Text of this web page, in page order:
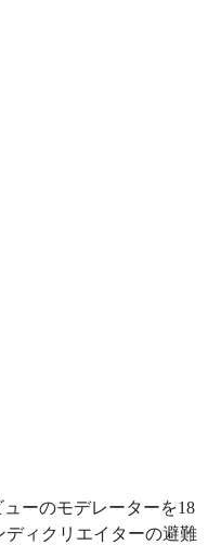
ーのモデレーターを18
ディクリエイターの避難